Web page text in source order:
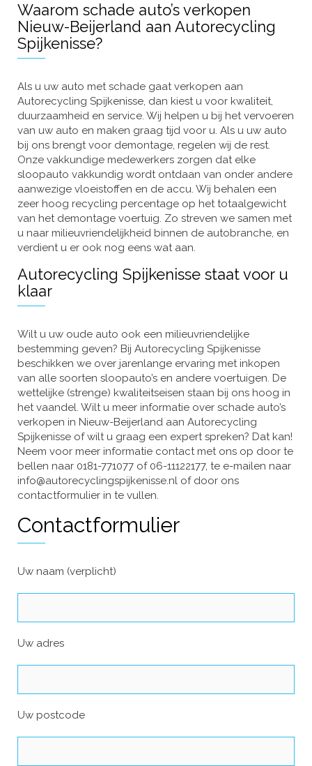
Waarom schade auto’s verkopen
Nieuw-Beijerland aan Autorecycling
Spijkenisse?
Als u uw auto met schade gaat verkopen aan
Autorecycling Spijkenisse, dan kiest u voor kwaliteit,
duurzaamheid en service. Wij helpen u bij het vervoeren
van uw auto en maken graag tijd voor u. Als u uw auto
bij ons brengt voor demontage, regelen wij de rest.
Onze vakkundige medewerkers zorgen dat elke
sloopauto vakkundig wordt ontdaan van onder andere
aanwezige vloeistoffen en de accu. Wij behalen een
zeer hoog recycling percentage op het totaalgewicht
van het demontage voertuig. Zo streven we samen met
u naar milieuvriendelijkheid binnen de autobranche, en
verdient u er ook nog eens wat aan.
Autorecycling Spijkenisse staat voor u
klaar
Wilt u uw oude auto ook een milieuvriendelijke
bestemming geven? Bij Autorecycling Spijkenisse
beschikken we over jarenlange ervaring met inkopen
van alle soorten sloopauto’s en andere voertuigen. De
wettelijke (strenge) kwaliteitseisen staan bij ons hoog in
het vaandel. Wilt u meer informatie over schade auto’s
verkopen in Nieuw-Beijerland aan Autorecycling
Spijkenisse of wilt u graag een expert spreken? Dat kan!
Neem voor meer informatie contact met ons op door te
bellen naar 0181-771077 of 06-11122177, te e-mailen naar
info@autorecyclingspijkenisse.nl of door ons
contactformulier in te vullen.
Contactformulier
Uw naam (verplicht)
Uw adres
Uw postcode